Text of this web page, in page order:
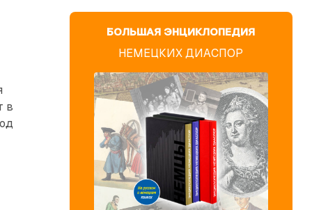
в
БОЛЬШАЯ ЭНЦИКЛОПЕДИЯ
НЕМЕЦКИХ ДИАСПОР